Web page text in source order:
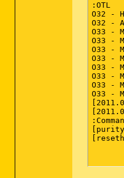
:OTL
O32 -
O32 -
O33 -
O33 -
O33 -
O33 -
O33 -
O33 -
O33 -
O33 -